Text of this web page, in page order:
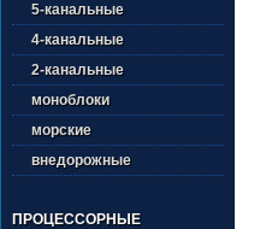
5-канальные
4-канальные
2-канальные
моноблоки
морские
внедорожные
ПРОЦЕССОРНЫЕ